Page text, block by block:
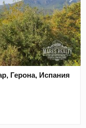
Герона, Испания